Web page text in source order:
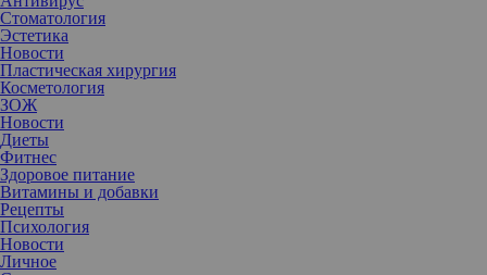
Стоматология
Эстетика
Новости
Пластическая хирургия
Косметология
ЗОЖ
Новости
Диеты
Фитнес
Здоровое питание
Витамины и добавки
Рецепты
Психология
Новости
Личное